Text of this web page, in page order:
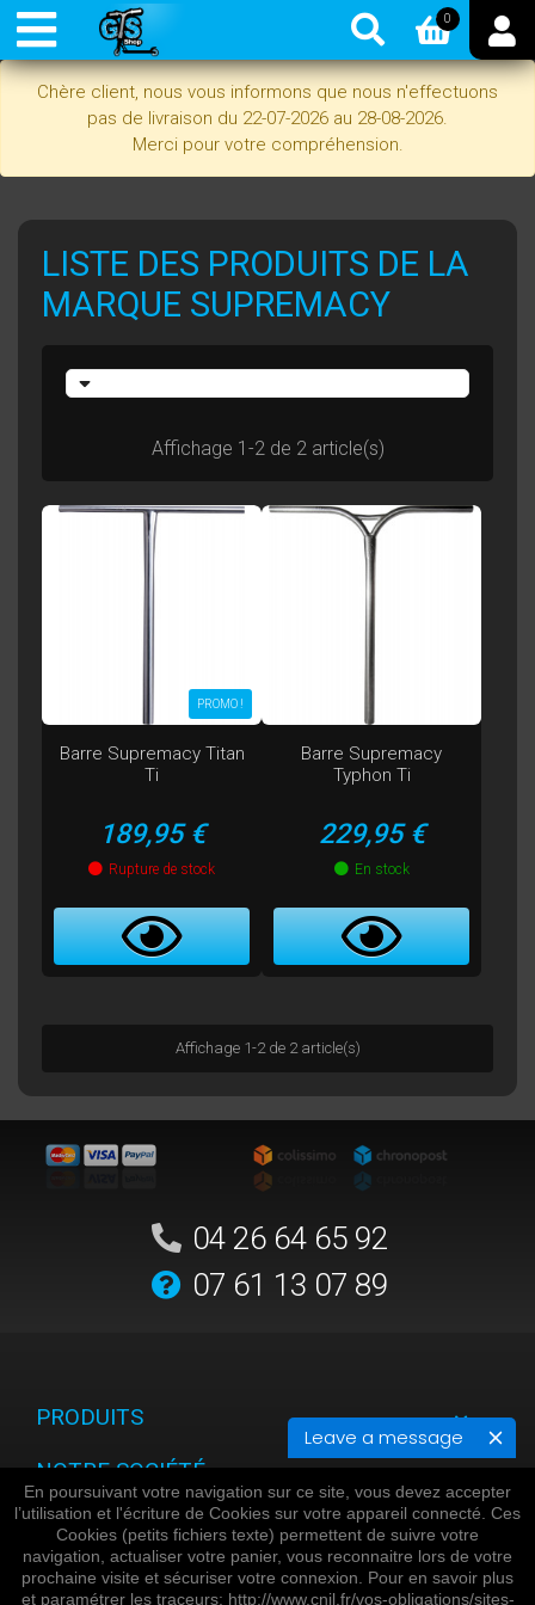
Leave a message
Chère client, nous vous informons que nous n'effectuons
pas de livraison du 22-07-2026 au 28-08-2026.
Merci pour votre compréhension.
0
LISTE DES PRODUITS DE LA
MARQUE SUPREMACY
Affichage 1-2 de 2 article(s)
PROMO !
Barre Supremacy Titan
Ti
Prix
189,95 €
Rupture de stock
Barre Supremacy
Typhon Ti
Prix
229,95 €
En stock
Affichage 1-2 de 2 article(s)
04 26 64 65 92
07 61 13 07 89
PRODUITS
NOTRE SOCIÉTÉ
VOTRE COMPTE
INFORMATIONS
En poursuivant votre navigation sur ce site, vous devez accepter
l’utilisation et l'écriture de Cookies sur votre appareil connecté. Ces
Cookies (petits fichiers texte) permettent de suivre votre
navigation, actualiser votre panier, vous reconnaitre lors de votre
prochaine visite et sécuriser votre connexion. Pour en savoir plus
et paramétrer les traceurs: http://www.cnil.fr/vos-obligations/sites-